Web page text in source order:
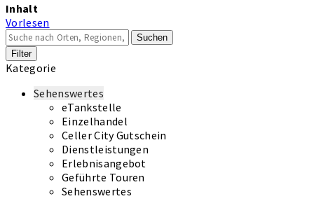
Inhalt
Vorlesen
Suchen
Filter
Kategorie
Sehenswertes
eTankstelle
Einzelhandel
Celler City Gutschein
Dienstleistungen
Erlebnisangebot
Geführte Touren
Sehenswertes